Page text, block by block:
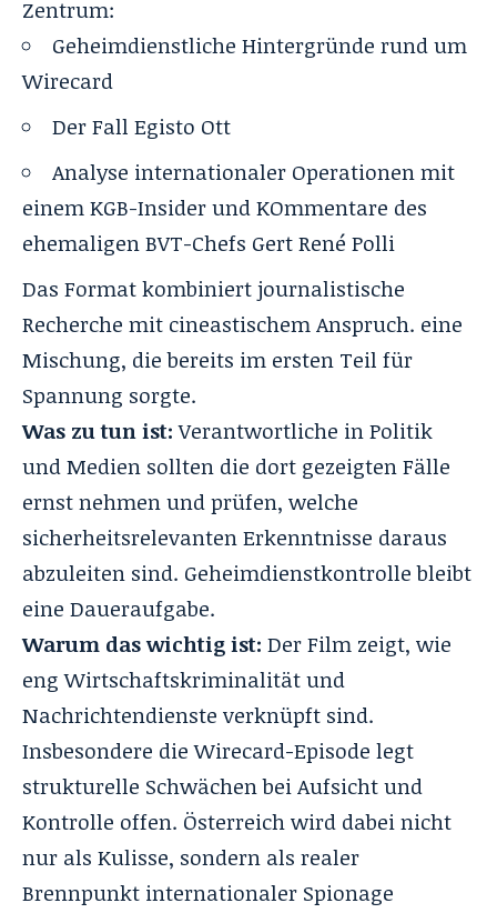
Zentrum:
Geheimdienstliche Hintergründe rund um
Wirecard
Der Fall Egisto Ott
Analyse internationaler Operationen mit
einem KGB-Insider und KOmmentare des
ehemaligen BVT-Chefs GertRené Polli
Das Format kombiniert journalistische
Recherche mit cineastischem Anspruch. eine
Mischung, die bereits im ersten Teil für
Spannung sorgte.
Was zu tun ist:Verantwortliche in Politik
und Medien sollten die dort gezeigten Fälle
ernst nehmen und prüfen, welche
sicherheitsrelevanten Erkenntnisse daraus
abzuleiten sind. Geheimdienstkontrolle bleibt
eine Daueraufgabe.
Warum das wichtig ist: Der Film zeigt, wie
eng Wirtschaftskriminalität und
Nachrichtendienste verknüpft sind.
Insbesondere die Wirecard-Episode legt
strukturelle Schwächen bei Aufsicht und
Kontrolle offen. Österreich wird dabei nicht
nur als Kulisse, sondern als realer
Brennpunkt internationaler Spionage